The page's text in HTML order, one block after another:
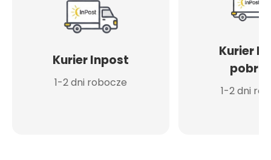
Kurier Inpost
1-2 dni robocze
Kurier
1-2 dni